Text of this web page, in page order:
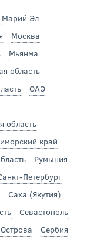
Марий Эл
Москва
Мьянма
область
ОАЭ
область
край
Румыния
Петербург
Саха (Якутия)
Севастополь
Сербия